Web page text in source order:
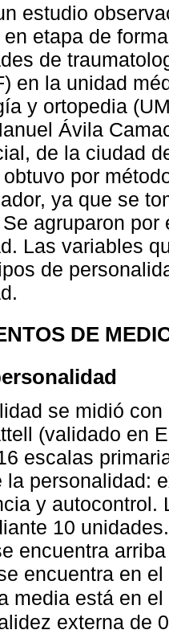
estudio
etapa de
de
en la unidad
y ortopedia
Ávila
de la ciudad
por
ya que se
agruparon
Las variables
de
DE
se midió
(validado en
escalas
la personalidad:
y autocontrol.
10
encuentra
encuentra en
media está en
externa de